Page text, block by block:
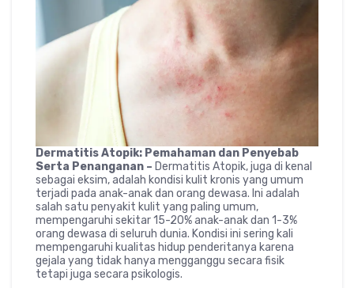
Dermatitis Atopik: Pemahaman dan Penyebab
Serta Penanganan – Dermatitis Atopik, juga di kenal
sebagai eksim, adalah kondisi kulit kronis yang umum
terjadi pada anak-anak dan orang dewasa. Ini adalah
salah satu penyakit kulit yang paling umum,
mempengaruhi sekitar 15-20% anak-anak dan 1-3%
orang dewasa di seluruh dunia. Kondisi ini sering kali
mempengaruhi kualitas hidup penderitanya karena
gejala yang tidak hanya mengganggu secara fisik
tetapi juga secara psikologis.